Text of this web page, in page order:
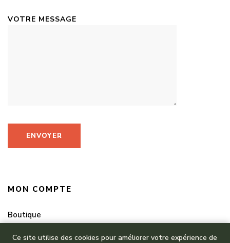
VOTRE MESSAGE
MON COMPTE
Boutique
Mes commandes
Ce site utilise des cookies pour améliorer votre expérience de